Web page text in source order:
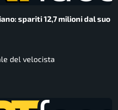
spariti 12,7 milioni dal suo
del velocista